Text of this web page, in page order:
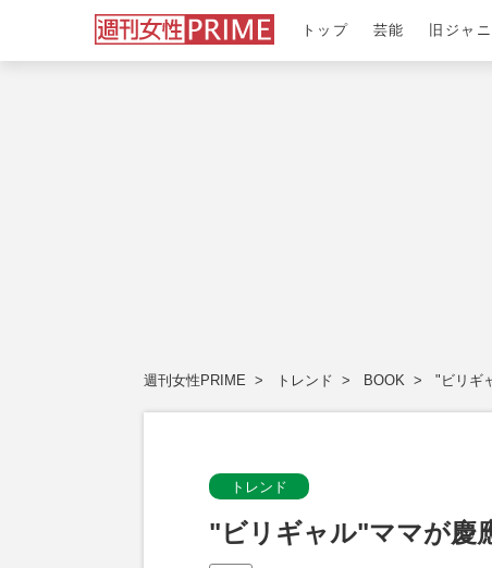
トップ 芸能 旧ジャ
週刊女性PRIME トレンド BOOK "ビリギ
トレンド
"ビリギャル"ママが慶